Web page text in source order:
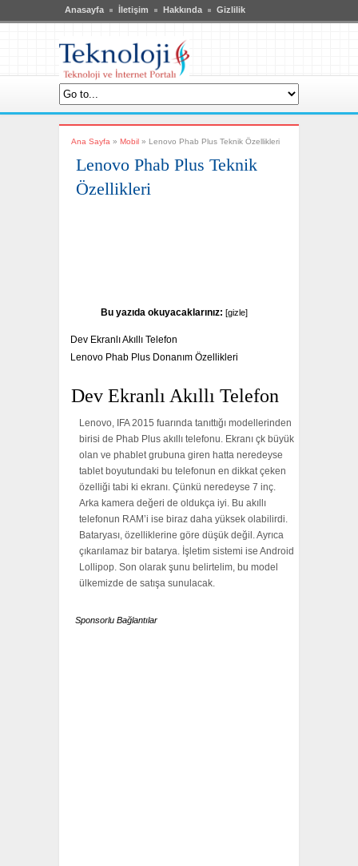
Anasayfa İletişim Hakkında Gizlilik
Ana Sayfa » Mobil » Lenovo Phab Plus Teknik Özellikleri
Lenovo Phab Plus Teknik
Özellikleri
Bu yazıda okuyacaklarınız: [gizle]
Dev Ekranlı Akıllı Telefon
Lenovo Phab Plus Donanım Özellikleri
Dev Ekranlı Akıllı Telefon
Lenovo, IFA 2015 fuarında tanıttığı modellerinden
birisi de Phab Plus akıllı telefonu. Ekranı çk büyük
olan ve phablet grubuna giren hatta neredeyse
tablet boyutundaki bu telefonun en dikkat çeken
özelliği tabi ki ekranı. Çünkü neredeyse 7 inç.
Arka kamera değeri de oldukça iyi. Bu akıllı
telefonun RAM’i ise biraz daha yüksek olabilirdi.
Bataryası, özelliklerine göre düşük değil. Ayrıca
çıkarılamaz bir batarya. İşletim sistemi ise Android
Lollipop. Son olarak şunu belirtelim, bu model
ülkemizde de satışa sunulacak.
Sponsorlu Bağlantılar
Fatal error:Theme at http://www.teknoloji6.com/wp-
content/themes/breakingnews_two_column/js/galleria.classic.js could